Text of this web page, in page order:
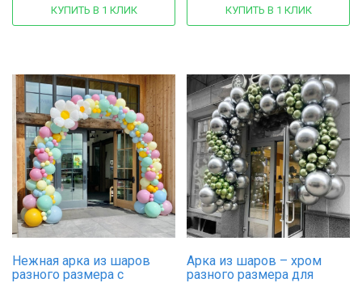
КУПИТЬ В 1 КЛИК КУПИТЬ В 1 КЛИК
Нежная арка из шаров
разного размера с
Арка из шаров – хром
разного размера для